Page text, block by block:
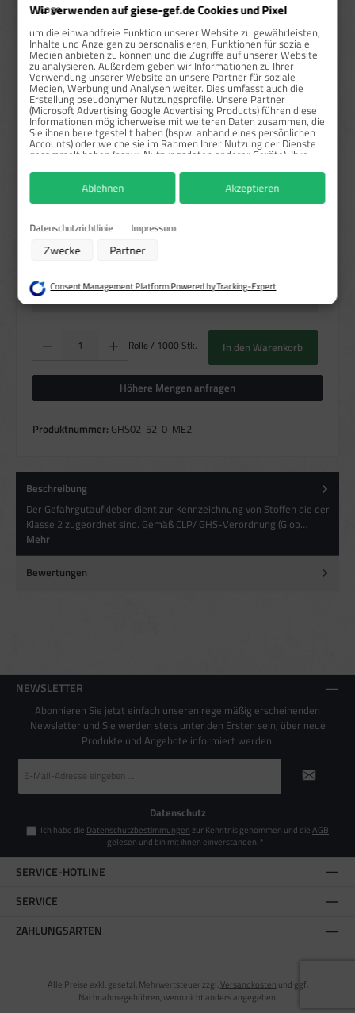
Sofort verfügbar, Lieferzeit: 1-3 Tage
Größe auswählen
1,8x2,2 cm
2,5x3,1 cm 3,6x4,4 cm
5,2x7,4 cm
7,4x10,5 cm
Materialauswählen
Haftfolie gem. BS-5609/Rollen
Haftpapier/Rollen
Signalwortauswählen
Danger Warning
Sonderanfertigung / Druck
UN-Nummer bitte angeben*
Produkt Anzahl: Gib den gewünschten Wert ein oder benutze die Schaltflächen um die Anzahl zu
Rolle / 1000 Stk. In den Warenkorb
Höhere Mengen anfragen
Produktnummer: GHS02-52-0-ME2
Beschreibung
Der Gefahrgutaufkleber dient zur Kennzeichnung von Stoffen die der
Klasse 2 zugeordnet sind. Gemäß CLP/ GHS-Verordnung (Glob…
Mehr
Bewertungen
NEWSLETTER
Abonnieren Sie jetzt einfach unseren regelmäßig erscheinenden
Newsletter und Sie werden stets unter den Ersten sein, über neue
Produkte und Angebote informiert werden.
E-
Mail-
*
Datenschutz
Ich habe die Datenschutzbestimmungenzur Kenntnis genommen und dieAGB
gelesen und bin mit ihnen einverstanden.*
SERVICE-HOTLINE
SERVICE
ZAHLUNGSARTEN
Alle Preise exkl. gesetzl. Mehrwertsteuer zzgl.Versandkosten und ggf.
Nachnahmegebühren, wenn nicht anders angegeben.
Wir verwenden auf giese-gef.de Cookies und Pixel
um die einwandfreie Funktion unserer Website zu gewährleisten,
Inhalte und Anzeigen zu personalisieren, Funktionen für soziale
Medien anbieten zu können und die Zugriffe auf unserer Website
zu analysieren. Außerdem geben wir Informationen zu Ihrer
Verwendung unserer Website an unsere Partner für soziale
Medien, Werbung und Analysen weiter. Dies umfasst auch die
Erstellung pseudonymer Nutzungsprofile. Unsere Partner
(Microsoft Advertising Google Advertising Products) führen diese
Informationen möglicherweise mit weiteren Daten zusammen, die
Sie ihnen bereitgestellt haben (bspw. anhand eines persönlichen
Accounts) oder welche sie im Rahmen Ihrer Nutzung der Dienste
gesammelt haben (bspw. Nutzungsdaten anderer Geräte). Ihre
jederzeit widerrufen, indem Sie auf den Datenschutz-Button links
unten klicken und dort die entsprechenden Anpassungen
vornehmen.
Zwecke der Datenverarbeitung durch unsere Partner:
Verwendung reduzierter Daten zur Auswahl von Werbeanzeigen
Verwendung von Profilen zur Auswahl personalisierter Werbung
Erstellung von Profilen zur Personalisierung von Inhalten
Verwendung von Profilen zur Auswahl personalisierter Inhalte
Analyse von Zielgruppen durch Statistiken oder Kombinationen von Daten
aus verschiedenen Quellen
Entwicklung und Verbesserung der Angebote
Verwendung genauer Standortdaten
Datenschutzrichtlinie Impressum
Zwecke Partner
Ablehnen Akzeptieren
Consent Management Platform Powered by Tracking-Expert